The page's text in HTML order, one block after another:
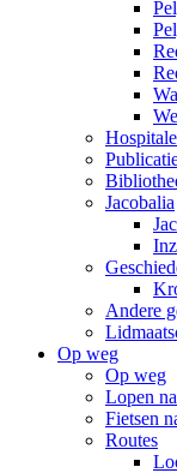
Jacobalia
Andere
Op weg
Op weg
Lopen
Fietsen
Routes